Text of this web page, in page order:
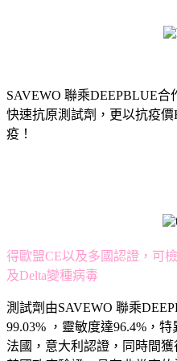
SAVEWO 聯乘DEEPBLUE
快速抗原測試劑，更以抗疫
疫！
得歐盟CE以及多國認證，可
及Delta變種病毒
測試劑由SAVEWO 聯乘
99.03% ，靈敏度達96.4%，
法國，意大利認證，同時間